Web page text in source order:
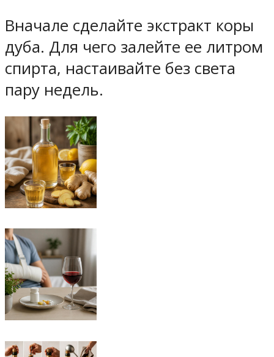
Вначале сделайте экстракт коры
дуба. Для чего залейте ее литром
спирта, настаивайте без света
пару недель.